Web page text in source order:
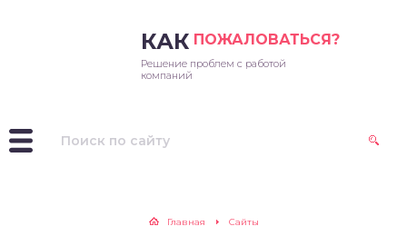
КАК ПОЖАЛОВАТЬСЯ?
Решение проблем с работой
компаний
Главная Сайты